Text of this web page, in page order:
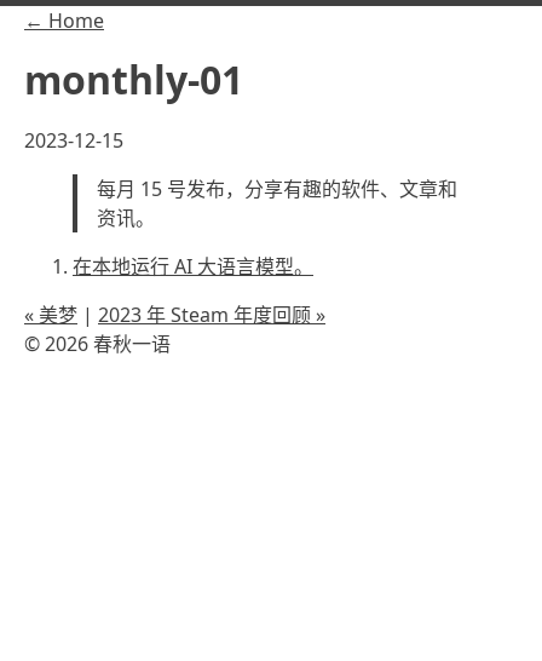
← Home
monthly-01
2023-12-15
每月 15 号发布，分享有趣的软件、文章和
资讯。
在本地运行 AI 大语言模型。
« 美梦 | 2023 年 Steam 年度回顾 »
© 2026 春秋一语